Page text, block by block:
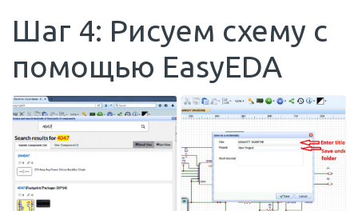
Шаг 4: Рисуем схему с
помощью EasyEDA